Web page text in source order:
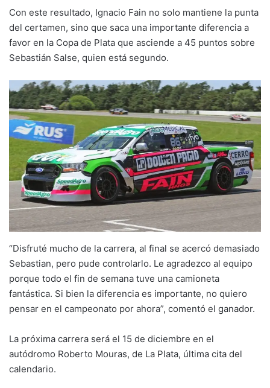
Con este resultado, Ignacio Fain no solo mantiene la punta
del certamen, sino que saca una importante diferencia a
favor en la Copa de Plata que asciende a 45 puntos sobre
Sebastián Salse, quien está segundo.
“Disfruté mucho de la carrera, al final se acercó demasiado
Sebastian, pero pude controlarlo. Le agradezco al equipo
porque todo el fin de semana tuve una camioneta
fantástica. Si bien la diferencia es importante, no quiero
pensar en el campeonato por ahora”, comentó el ganador.
La próxima carrera será el 15 de diciembre en el
autódromo Roberto Mouras, de La Plata, última cita del
calendario.